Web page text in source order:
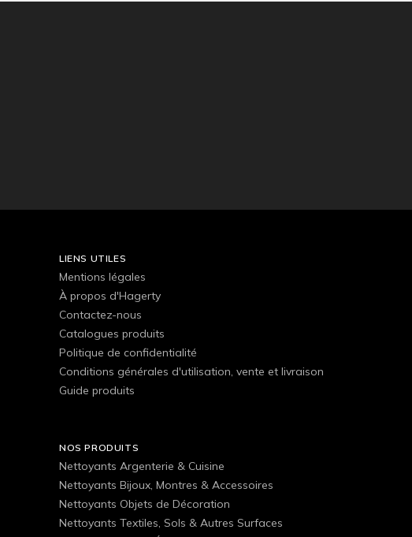
LIENS UTILES
Mentions légales
À propos d'Hagerty
Contactez-nous
Catalogues produits
Politique de confidentialité
Conditions générales d'utilisation, vente et livraison
Guide produits
NOS PRODUITS
Nettoyants Argenterie & Cuisine
Nettoyants Bijoux, Montres & Accessoires
Nettoyants Objets de Décoration
Nettoyants Textiles, Sols & Autres Surfaces